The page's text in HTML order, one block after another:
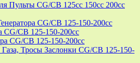
Пульты CG/CB 125cc 150cc 200cc
CG/CB 125-150-200cc
CB 125-150-200cc
CG/CB 125-150-200cc
Тросы Заслонки CG/CB 125-150-